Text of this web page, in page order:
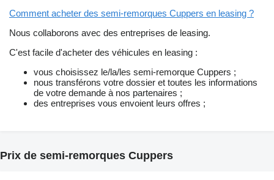
Comment acheter des semi-remorques Cuppers en leasing ?
Nous collaborons avec des entreprises de leasing.
C'est facile d'acheter des véhicules en leasing :
vous choisissez le/la/les semi-remorque Cuppers ;
nous transférons votre dossier et toutes les informations
de votre demande à nos partenaires ;
des entreprises vous envoient leurs offres ;
Prix de semi-remorques Cuppers